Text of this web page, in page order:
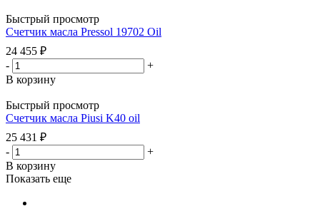
Быстрый просмотр
Счетчик масла Pressol 19702 Oil
24 455 ₽
-
+
В корзину
Быстрый просмотр
Счетчик масла Piusi K40 oil
25 431 ₽
-
+
В корзину
Показать еще